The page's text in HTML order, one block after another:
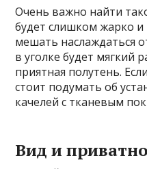
Очень важно найти
будет слишком жарко и
мешать наслаждаться
в уголке будет мягкий
приятная полутень.
стоит подумать об
качелей с тканевым
Вид и